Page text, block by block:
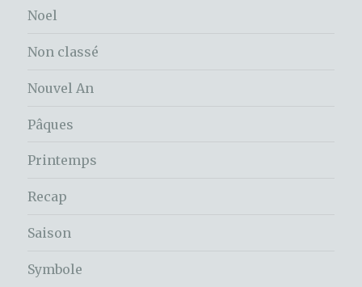
Noel
Non classé
Nouvel An
Pâques
Printemps
Recap
Saison
Symbole